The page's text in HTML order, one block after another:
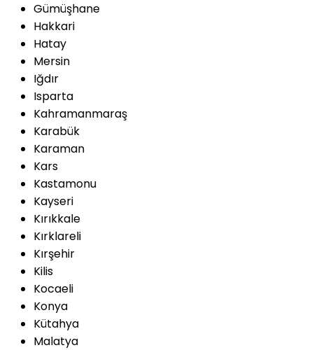
Gümüşhane
Hakkari
Hatay
Mersin
Iğdır
Isparta
Kahramanmaraş
Karabük
Karaman
Kars
Kastamonu
Kayseri
Kırıkkale
Kırklareli
Kırşehir
Kilis
Kocaeli
Konya
Kütahya
Malatya